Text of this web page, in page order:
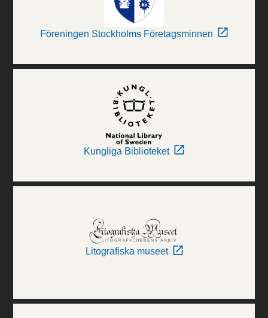
Föreningen Stockholms Företagsminnen
Kungliga Biblioteket
Litografiska museet